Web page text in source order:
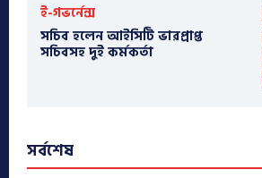
ই-গভর্নেন্স
সচিব হলেন আইসিটি ভারপ্রাপ্ত
সচিবসহ দুই কর্মকর্তা
সর্বশেষ